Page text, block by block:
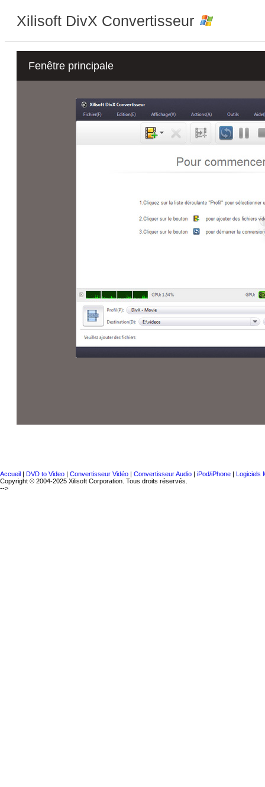
Xilisoft DivX Convertisseur
Fenêtre principale
Accueil | DVD to Video | Convertisseur Vidéo | Convertisseur Audio | iPod/iPhone | Logiciels
Copyright © 2004-2025 Xilisoft Corporation. Tous droits réservés.
-->